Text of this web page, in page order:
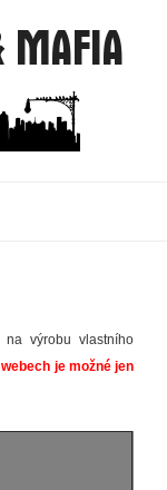
MAFIA
na výrobu vlastního
je možné jen